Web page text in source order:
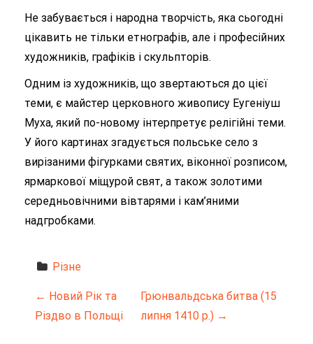
Не забувається і народна творчість, яка сьогодні
цікавить не тільки етнографів, але і професійних
художників, графіків і скульпторів.
Одним із художників, що звертаються до цієї
теми, є майстер церковного живопису Еугеніуш
Муха, який по-новому інтерпретує релігійні теми.
У його картинах згадується польське село з
вирізаними фігурками святих, віконної розписом,
ярмаркової міщурой свят, а також золотими
середньовічними вівтарями і кам’яними
надгробками.
Різне
Н
← Новий Рік та
Різдво в Польщі
Грюнвальдська битва (15
липня 1410 р.) →